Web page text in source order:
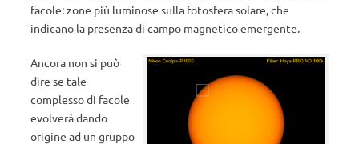
facole: zone più luminose sulla fotosfera solare, che
indicano la presenza di campo magnetico emergente.
Ancora non si può
dire se tale
complesso di facole
evolverà dando
origine ad un gruppo